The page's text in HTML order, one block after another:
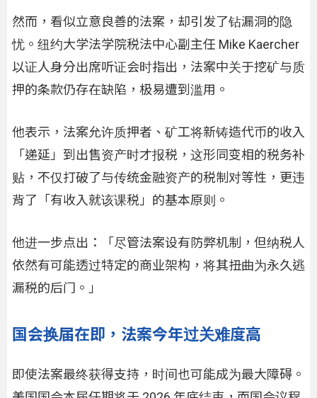
然而，看似立意良善的法案，却引发了钻漏洞的隐
忧。纽约大学法学院税法中心副主任 Mike Kaercher
以证人身分出席听证会时指出，法案中关于挖矿与质
押的条款仍存在缺陷，极易遭到滥用。
他表示，法案允许质押者、矿工将新铸造代币的收入
「递延」到出售资产时才报税，这形同变相的税务补
贴，不仅打破了与传统金融资产的税制对等性，更违
背了「有收入就该课税」的基本原则。
他进一步点出：「尽管法案设有防弊机制，但纳税人
依然有可能透过特定的商业架构，将其扭曲为永久逃
漏税的后门。」
国会换届在即，法案今年过关难度高
即使法案最终获得支持，时间也可能成为最大障碍。